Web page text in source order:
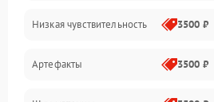
Измерения
Матрица
Низкая чувствительность 3500 ₽
Артефакты 3500 ₽